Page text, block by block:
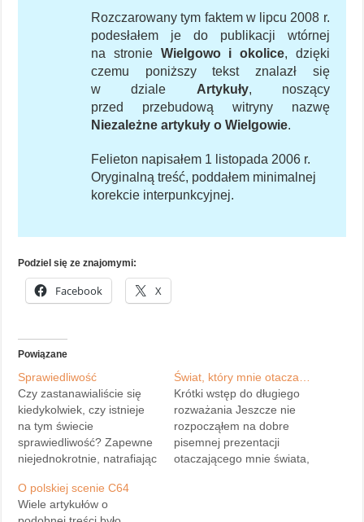
Rozczarowany tym faktem w lipcu 2008 r.
podesłałem je do publikacji wtórnej
na stronie Wielgowo i okolice, dzięki
czemu poniższy tekst znalazł się
w dziale Artykuły, noszący
przed przebudową witryny nazwę
Niezależne artykuły o Wielgowie.
Felieton napisałem 1 listopada 2006 r.
Oryginalną treść, poddałem minimalnej
korekcie interpunkcyjnej.
Podziel się ze znajomymi:
Facebook X
Powiązane
Sprawiedliwość
Czy zastanawialiście się
kiedykolwiek, czy istnieje
na tym świecie
sprawiedliwość? Zapewne
niejednokrotnie, natrafiając
osoby, które z
premedytacją pragną nam
Świat, który mnie otacza…
Krótki wstęp do długiego
rozważania Jeszcze nie
rozpocząłem na dobre
pisemnej prezentacji
otaczającego mnie świata,
O polskiej scenie C64
Wiele artykułów o